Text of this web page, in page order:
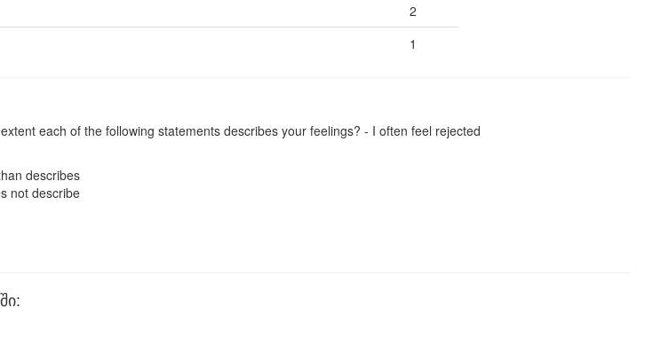
2
1
each of the following statements describes your feelings? - I often feel rejected
describes
not describe